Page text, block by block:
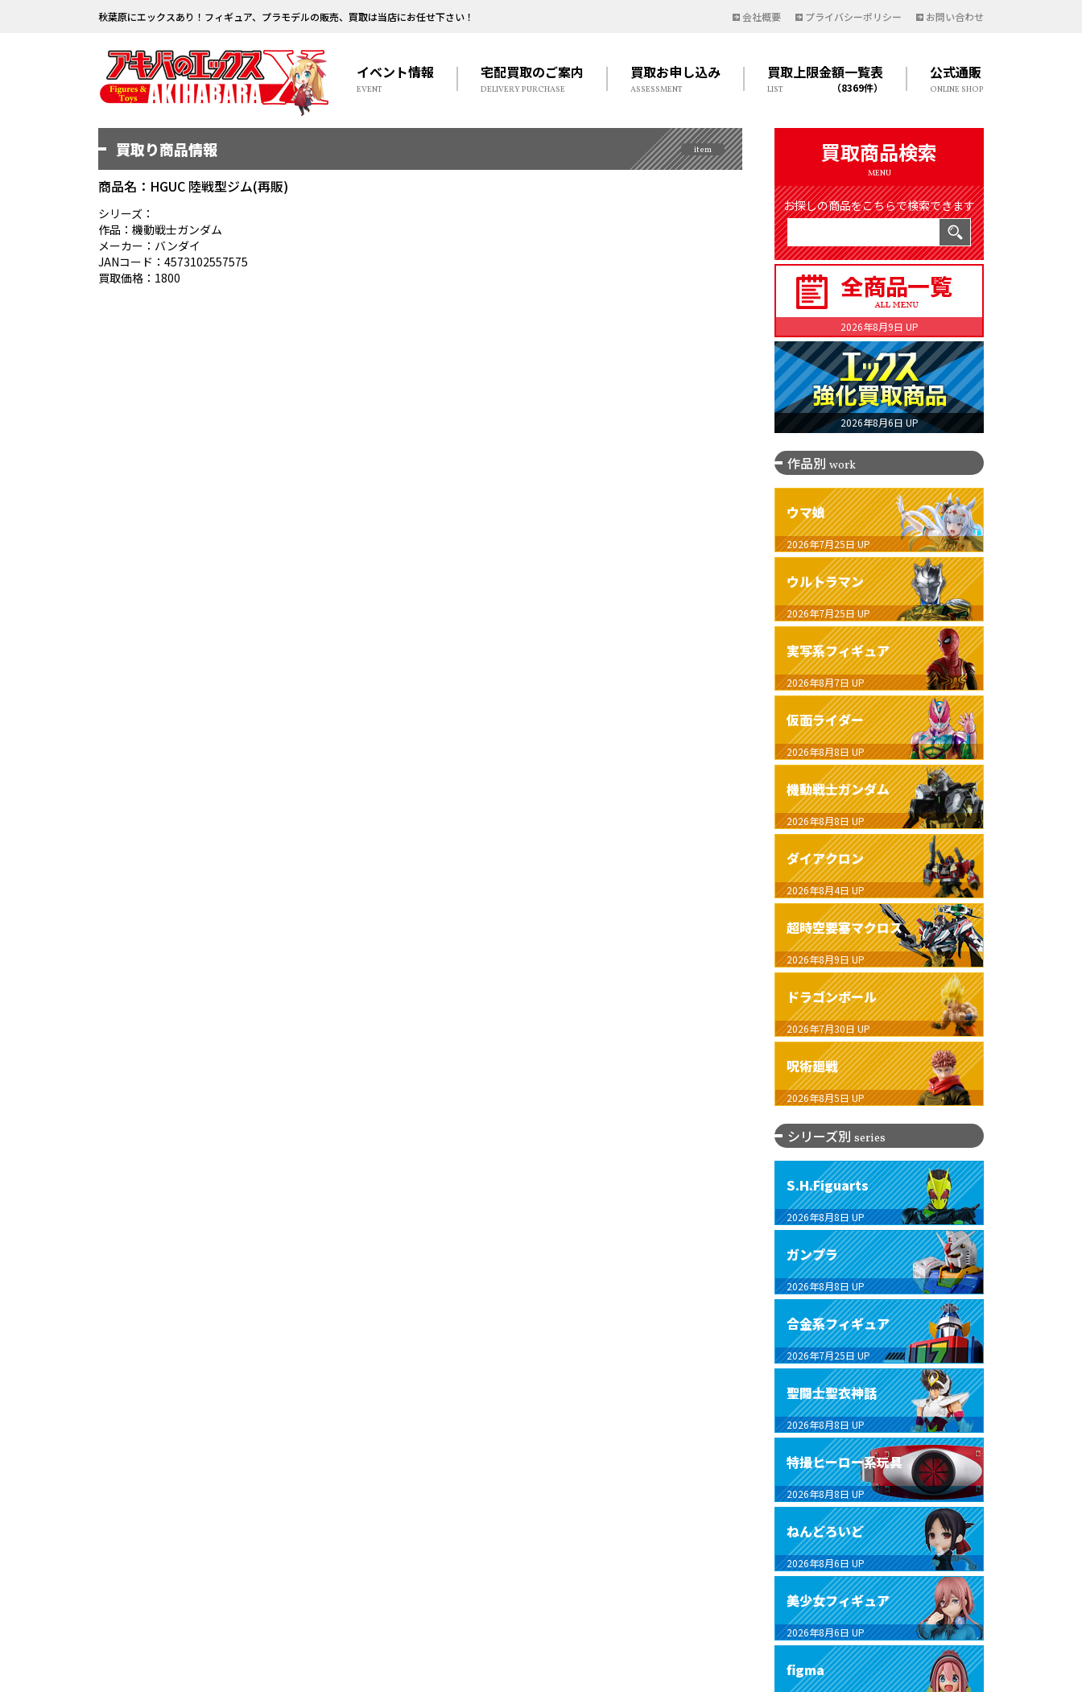
秋葉原にエックスあり！フィギュア、プラモデルの販売、買取は当店にお任せ下さい！ 会社概要 プライバシーポリシー お問い合わせ
イベント情報
EVENT
宅配買取のご案内
DELIVERY PURCHASE
買取お申し込み
ASSESSMENT
買取上限金額一覧表
（8369件）
LIST
公式通販
ONLINE SHOP
買取り商品情報 item
商品名：HGUC 陸戦型ジム(再販)
シリーズ：
作品：機動戦士ガンダム
メーカー：バンダイ
JANコード：4573102557575
買取価格：1800
買取商品検索
MENU
お探しの商品をこちらで検索できます
2026年8月9日 UP
2026年8月6日 UP
作品別 work
ウマ娘
2026年7月25日 UP
ウルトラマン
2026年7月25日 UP
実写系フィギュア
2026年8月7日 UP
仮面ライダー
2026年8月8日 UP
機動戦士ガンダム
2026年8月8日 UP
ダイアクロン
2026年8月4日 UP
超時空要塞マクロス
2026年8月9日 UP
ドラゴンボール
2026年7月30日 UP
呪術廻戦
2026年8月5日 UP
シリーズ別 series
S.H.Figuarts
2026年8月8日 UP
ガンプラ
2026年8月8日 UP
合金系フィギュア
2026年7月25日 UP
聖闘士聖衣神話
2026年8月8日 UP
特撮ヒーロー系玩具
2026年8月8日 UP
ねんどろいど
2026年8月6日 UP
美少女フィギュア
2026年8月6日 UP
figma